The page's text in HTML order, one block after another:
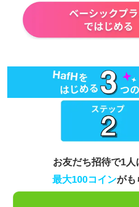
お友だち招待で1人
最大100コインがも